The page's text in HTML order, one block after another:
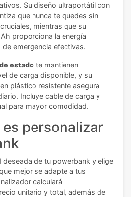
Su diseño ultraportátil con
que nunca te quedes sin
mientras que su
proporciona la energía
de emergencia efectivas.
estado te mantienen
de carga disponible, y su
plástico resistente asegura
Incluye cable de carga y
para mayor comodidad.
personalizar
deseada de tu powerbank y elige
mejor se adapte a tus
calculará
unitario y total, además de